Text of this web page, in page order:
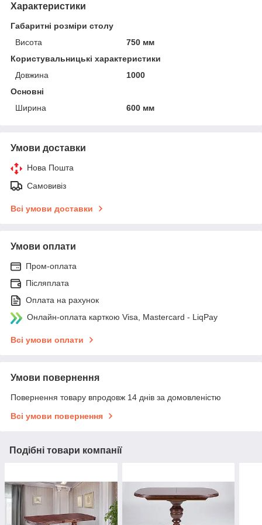
Характеристики
Габаритні розміри столу
Висота
750 мм
Користувальницькі характеристики
Довжина
1000
Основні
Ширина
600 мм
Умови доставки
Нова Пошта
Самовивіз
Всі умови доставки
Умови оплати
Пром-оплата
Післяплата
Оплата на рахунок
Онлайн-оплата карткою Visa, Mastercard - LiqPay
Всі умови оплати
Умови повернення
Повернення товару впродовж 14 днів за домовленістю
Всі умови повернення
Подібні товари компанії